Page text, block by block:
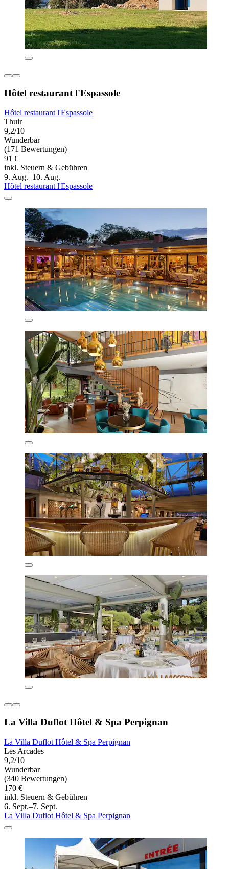
Hôtel restaurant l'Espassole
Hôtel restaurant l'Espassole
Thuir
9,2/10
Wunderbar
(171 Bewertungen)
91 €
inkl. Steuern & Gebühren
9. Aug.–10. Aug.
Hôtel restaurant l'Espassole
La Villa Duflot Hôtel & Spa Perpignan
La Villa Duflot Hôtel & Spa Perpignan
Les Arcades
9,2/10
Wunderbar
(340 Bewertungen)
170 €
inkl. Steuern & Gebühren
6. Sept.–7. Sept.
La Villa Duflot Hôtel & Spa Perpignan